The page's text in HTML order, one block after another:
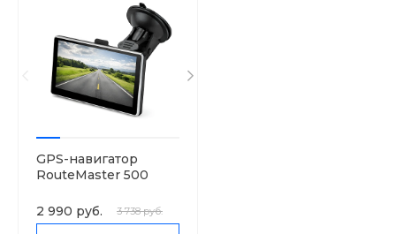
GPS-навигатор
RouteMaster 500
2 990 руб. 3 738 руб.